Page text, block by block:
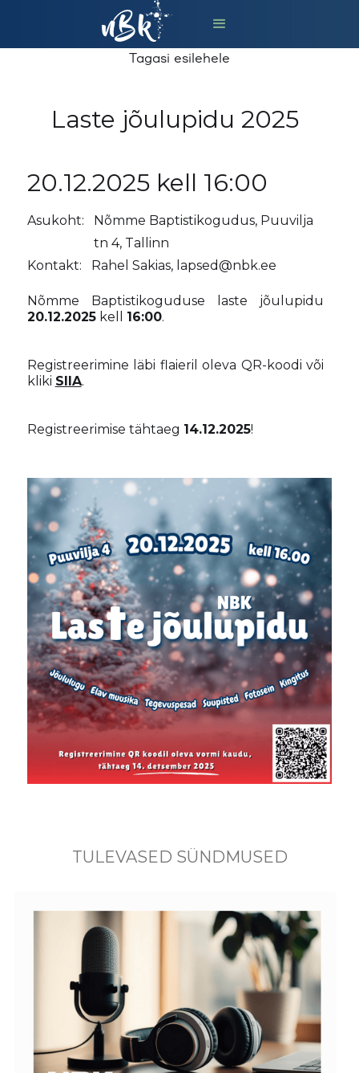
Tagasi esilehele
Laste jõulupidu 2025
20.12.2025kell 16:00
Asukoht: Nõmme Baptistikogudus, Puuvilja
tn 4, Tallinn
Kontakt: Rahel Sakias, lapsed@nbk.ee
Nõmme Baptistikoguduse laste jõulupidu
20.12.2025kell 16:00.
Registreerimine läbi flaieril oleva QR-koodi või
kliki SIIA.
Registreerimise tähtaeg 14.12.2025!
TULEVASED SÜNDMUSED